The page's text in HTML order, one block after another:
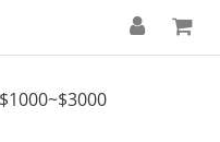
$1000~$3000